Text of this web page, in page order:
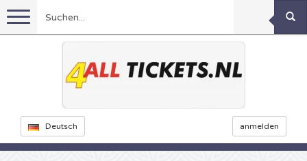
Deutsch anmelden
Menu
Feyenoord Karten
Ajax Karten
Konzerte